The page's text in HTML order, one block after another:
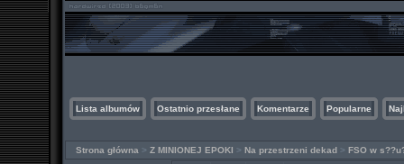
Lista albumów Ostatnio przesłane Komentarze Popularne
Strona główna > Z MINIONEJ EPOKI > Na przestrzeni dekad > FSO w